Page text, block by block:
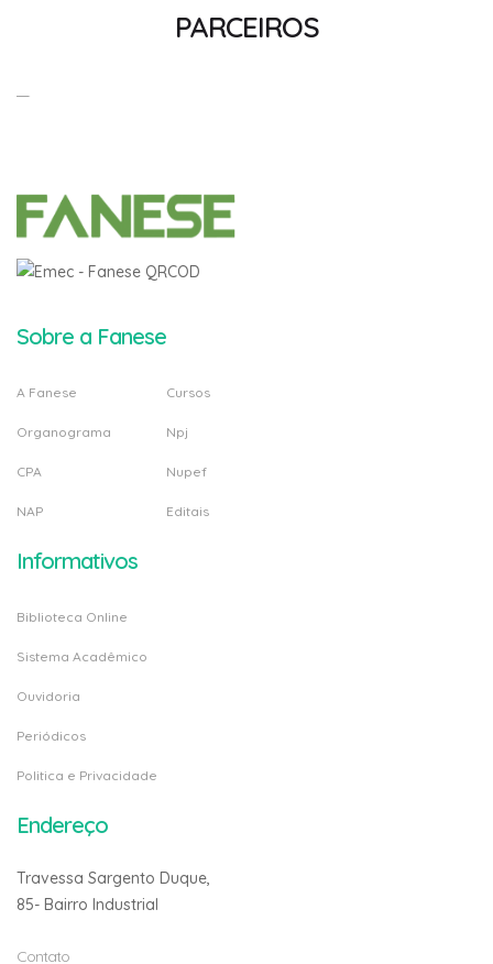
PARCEIROS
Sobre a Fanese
A Fanese
Organograma
CPA
NAP
Cursos
Npj
Nupef
Editais
Informativos
Biblioteca Online
Sistema Acadêmico
Ouvidoria
Periódicos
Politica e Privacidade
Endereço
Travessa Sargento Duque,
85- Bairro Industrial
Contato